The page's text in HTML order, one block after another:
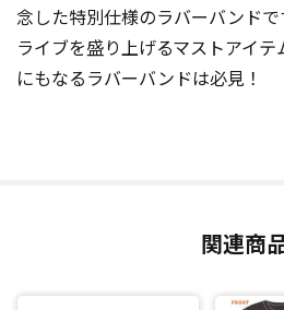
念した特別仕様のラバーバンドで
ライブを盛り上げるマストアイ
にもなるラバーバンドは必見！
関連商